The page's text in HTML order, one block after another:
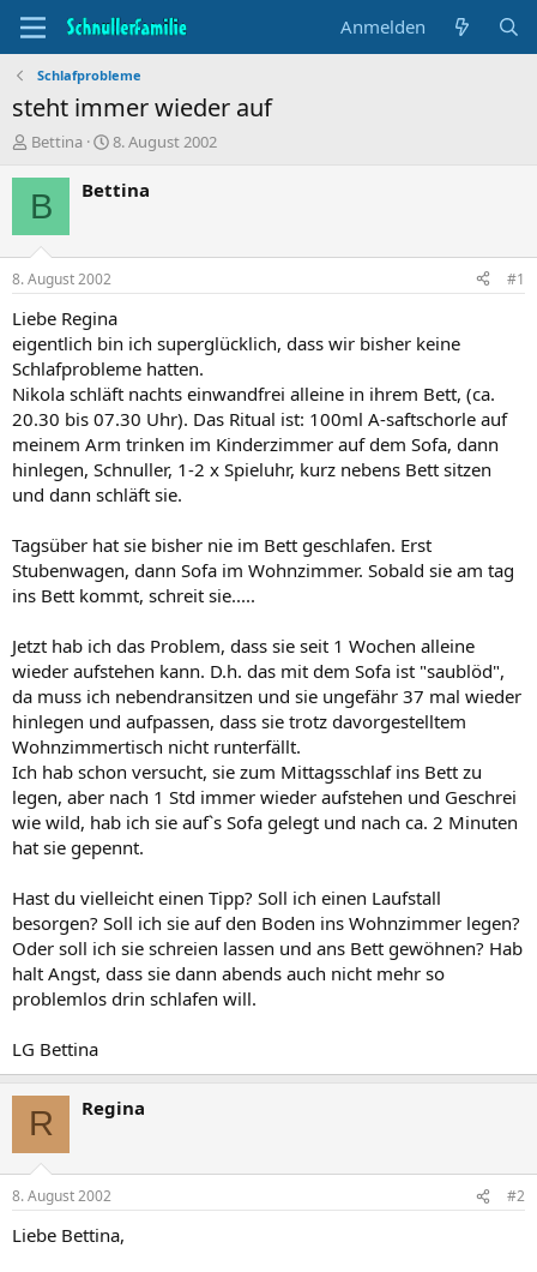
Anmelden
Schlafprobleme
steht immer wieder auf
T
e
m
n
s
t
a
t
e
r
Bettina
B
g
a
t
m
8. August 2002
B Bettina
8. August 2002 #1
Liebe Regina
eigentlich bin ich superglücklich, dass wir bisher keine
Schlafprobleme hatten.
Nikola schläft nachts einwandfrei alleine in ihrem Bett, (ca.
20.30 bis 07.30 Uhr). Das Ritual ist: 100ml A-saftschorle auf
meinem Arm trinken im Kinderzimmer auf dem Sofa, dann
hinlegen, Schnuller, 1-2 x Spieluhr, kurz nebens Bett sitzen
und dann schläft sie.
Tagsüber hat sie bisher nie im Bett geschlafen. Erst
Stubenwagen, dann Sofa im Wohnzimmer. Sobald sie am tag
ins Bett kommt, schreit sie.....
Jetzt hab ich das Problem, dass sie seit 1 Wochen alleine
wieder aufstehen kann. D.h. das mit dem Sofa ist "saublöd",
da muss ich nebendransitzen und sie ungefähr 37 mal wieder
hinlegen und aufpassen, dass sie trotz davorgestelltem
Wohnzimmertisch nicht runterfällt.
Ich hab schon versucht, sie zum Mittagsschlaf ins Bett zu
legen, aber nach 1 Std immer wieder aufstehen und Geschrei
wie wild, hab ich sie auf`s Sofa gelegt und nach ca. 2 Minuten
hat sie gepennt.
Hast du vielleicht einen Tipp? Soll ich einen Laufstall
besorgen? Soll ich sie auf den Boden ins Wohnzimmer legen?
Oder soll ich sie schreien lassen und ans Bett gewöhnen? Hab
halt Angst, dass sie dann abends auch nicht mehr so
problemlos drin schlafen will.
LG Bettina
R Regina
8. August 2002 #2
Liebe Bettina,